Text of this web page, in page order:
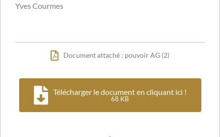
Yves Courmes
Document attaché : pouvoir AG (2)
Télécharger le document en cliquant ici !
68 KB